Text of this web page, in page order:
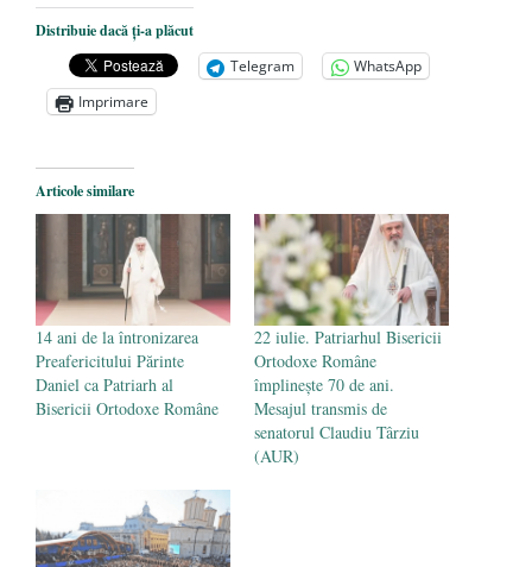
Nicolae Steinhardt, comemorat la 102 ani
de la naștere - 29 iulie 2024
„Carnea cultivată” în laborator, tot mai
comercializare în UE
Părintele mărturisitor Constantin
Voicescu, pomenit, duminică, la
Mănăstirea Cernica - 27 iulie 2024
Distribuie dacă ți-a plăcut
Telegram
WhatsApp
Imprimare
Articole similare
14 ani de la întronizarea
Preafericitului Părinte
Daniel ca Patriarh al
Bisericii Ortodoxe Române
22 iulie. Patriarhul Bisericii
Ortodoxe Române
împlinește 70 de ani.
Mesajul transmis de
senatorul Claudiu Târziu
(AUR)